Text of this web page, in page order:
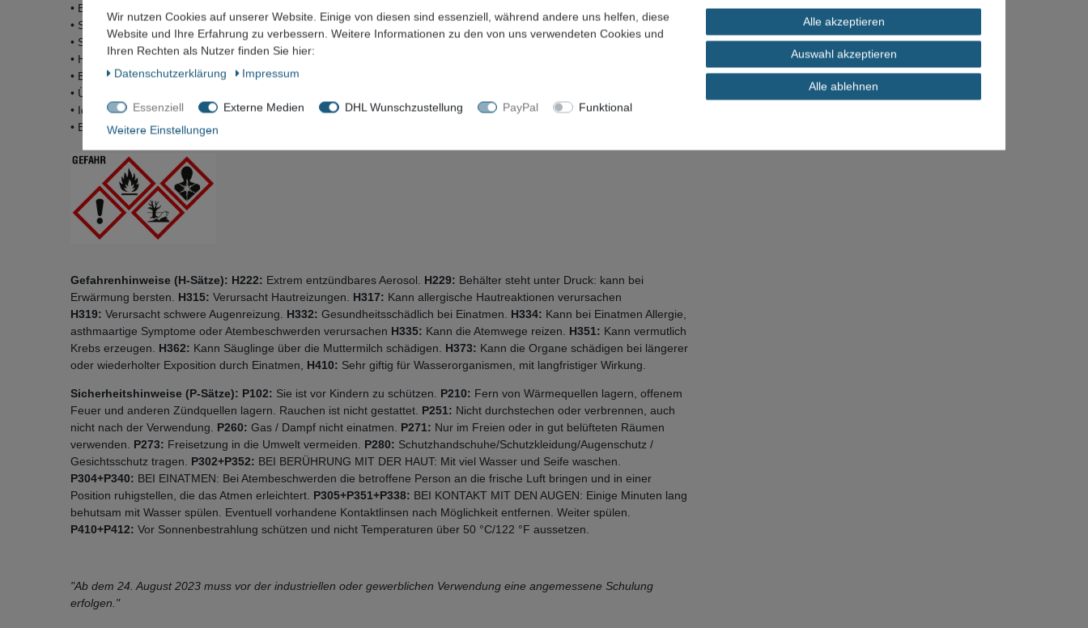
• Bereits nach 13 Minuten schneidbar
• Sehr emissionsarm (EC1 PLUS)
• Silikon‑ und lösemittelfrei
• Haftet auf fast allen Untergründen
• Beständig gegen viele Chemikalien, Farben, Öl und Benzin
• Überputz‑ und überstreichbar
• Ideal für Türzargen, Holztürfutter, Fenster
• B2 nach DIN 4102‑1
Gefahrenhinweise (H-Sätze): H222: Extrem entzündbares Aerosol. H229: Behälter steht unter Druck: kann bei
Erwärmung bersten. H315: Verursacht Hautreizungen. H317: Kann allergische Hautreaktionen verursachen
H319: Verursacht schwere Augenreizung. H332: Gesundheitsschädlich bei Einatmen. H334: Kann bei Einatmen Allergie,
asthmaartige Symptome oder Atembeschwerden verursachen H335: Kann die Atemwege reizen. H351: Kann vermutlich
Krebs erzeugen. H362: Kann Säuglinge über die Muttermilch schädigen. H373: Kann die Organe schädigen bei längerer
oder wiederholter Exposition durch Einatmen, H410: Sehr giftig für Wasserorganismen, mit langfristiger Wirkung.
Sicherheitshinweise (P-Sätze): P102: Sie ist vor Kindern zu schützen. P210: Fern von Wärmequellen lagern, offenem
Feuer und anderen Zündquellen lagern. Rauchen ist nicht gestattet. P251: Nicht durchstechen oder verbrennen, auch
nicht nach der Verwendung. P260: Gas / Dampf nicht einatmen. P271: Nur im Freien oder in gut belüfteten Räumen
verwenden. P273: Freisetzung in die Umwelt vermeiden. P280: Schutzhandschuhe/Schutzkleidung/Augenschutz /
Gesichtsschutz tragen. P302+P352: BEI BERÜHRUNG MIT DER HAUT: Mit viel Wasser und Seife waschen.
P304+P340: BEI EINATMEN: Bei Atembeschwerden die betroffene Person an die frische Luft bringen und in einer
Position ruhigstellen, die das Atmen erleichtert. P305+P351+P338: BEI KONTAKT MIT DEN AUGEN: Einige Minuten lang
behutsam mit Wasser spülen. Eventuell vorhandene Kontaktlinsen nach Möglichkeit entfernen. Weiter spülen.
P410+P412: Vor Sonnenbestrahlung schützen und nicht Temperaturen über 50 °C/122 °F aussetzen.
"Ab dem 24. August 2023 muss vor der industriellen oder gewerblichen Verwendung eine angemessene Schulung
erfolgen."
Wir nutzen Cookies auf unserer Website. Einige von diesen sind essenziell, während andere uns helfen, diese
Website und Ihre Erfahrung zu verbessern. Weitere Informationen zu den von uns verwendeten Cookies und
Ihren Rechten als Nutzer finden Sie hier:
Daten­schutz­erklärung
Impressum
Essenziell Externe Medien DHL Wunschzustellung PayPal
Funktional
Weitere Einstellungen
Alle akzeptieren
Auswahl akzeptieren
Alle ablehnen